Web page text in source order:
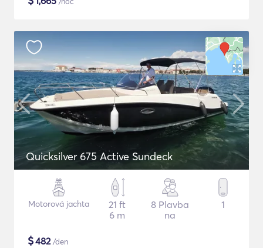
Quicksilver 675 Active Sundeck
Motorová jachta
21 ft
6 m
8 Plavba
na
1
$482/den